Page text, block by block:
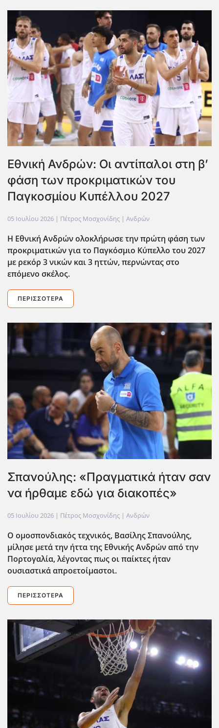
Εθνική Ανδρών: Οι αντίπαλοι στη β’
φάση των προκριματικών του
Παγκοσμίου Κυπέλλου 2027
05 Ιουλίου 2026 | Πέτρος Μοσχονίδης | Ανδρών
Η Εθνική Ανδρών ολοκλήρωσε την πρώτη φάση των
προκριματικών για το Παγκόσμιο Κύπελλο του 2027
με ρεκόρ 3 νικών και 3 ηττών, περνώντας στο
επόμενο σκέλος.
ΠΕΡΙΣΣΌΤΕΡΑ
Σπανούλης: «Πραγματικά ήταν σαν
να ήρθαμε εδώ για διακοπές»
05 Ιουλίου 2026 | Πέτρος Μοσχονίδης | Ανδρών
Ο ομοσπονδιακ΄ος τεχνικός, Βασίλης Σπανούλης,
μίλησε μετά την ήττα της Εθνικής Ανδρών από την
Πορτογαλία, λέγοντας πως οι παίκτες ήταν
ουσιαστικά απροετοίμαστοι.
ΠΕΡΙΣΣΌΤΕΡΑ